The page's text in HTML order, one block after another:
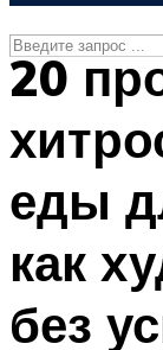
СТИЛИ
ПЛАВАНЬЕ
БАССЕЙН
МЕНЮ
20
еды
как
без